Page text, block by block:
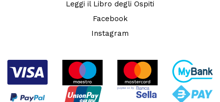
Leggi il Libro degli Ospiti
Facebook
Instagram